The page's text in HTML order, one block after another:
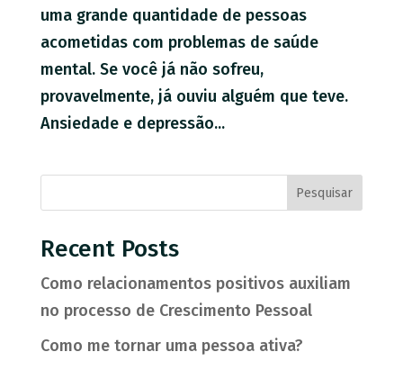
uma grande quantidade de pessoas
acometidas com problemas de saúde
mental. Se você já não sofreu,
provavelmente, já ouviu alguém que teve.
Ansiedade e depressão...
Pesquisar
Recent Posts
Como relacionamentos positivos auxiliam
no processo de Crescimento Pessoal
Como me tornar uma pessoa ativa?